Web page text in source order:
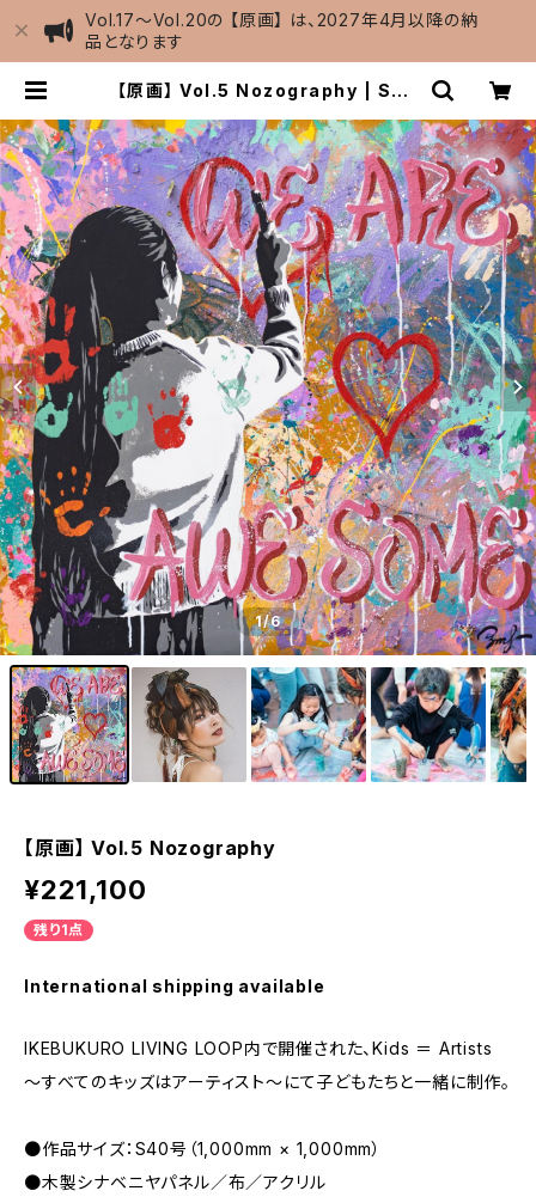
Vol.17～Vol.20の 【原画】 は、2027年4月以降の納
品となります
【原画】 Vol.5 Nozography | STU
1/6
【原画】 Vol.5 Nozography
¥221,100
残り1点
International shipping available
IKEBUKURO LIVING LOOP内で開催された、Kids ＝ Artists
〜すべてのキッズはアーティスト〜にて子どもたちと一緒に制作。
●作品サイズ：S40号（1,000mm × 1,000mm）
●木製シナベニヤパネル／布／アクリル